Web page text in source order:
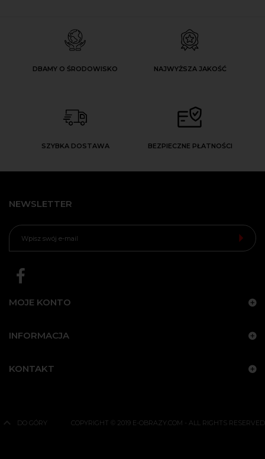
DBAMY O ŚRODOWISKO NAJWYŻSZA JAKOŚĆ
SZYBKA DOSTAWA BEZPIECZNE PŁATNOŚCI
NEWSLETTER
MOJE KONTO
INFORMACJA
KONTAKT
DO GÓRY COPYRIGHT © 2019 E-OBRAZY.COM - ALL RIGHTS RESERVED